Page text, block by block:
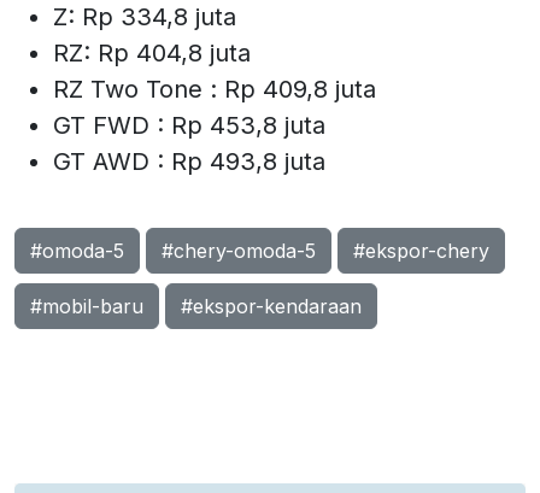
Z: Rp 334,8 juta
RZ: Rp 404,8 juta
RZ Two Tone : Rp 409,8 juta
GT FWD : Rp 453,8 juta
GT AWD : Rp 493,8 juta
#omoda-5 #chery-omoda-5 #ekspor-chery
#mobil-baru #ekspor-kendaraan